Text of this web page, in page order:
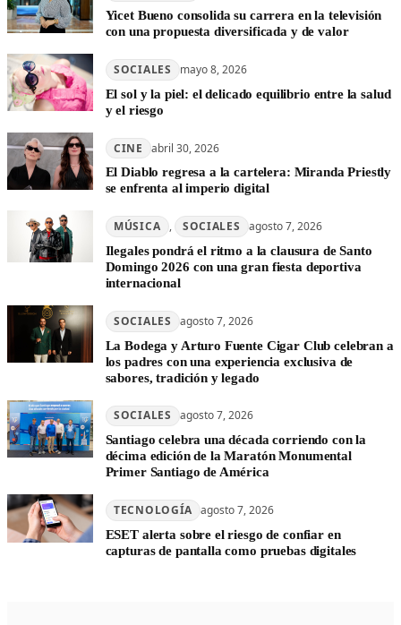
Yicet Bueno consolida su carrera en la televisión
con una propuesta diversificada y de valor
SOCIALES mayo 8, 2026
El sol y la piel: el delicado equilibrio entre la salud
y el riesgo
CINE abril 30, 2026
El Diablo regresa a la cartelera: Miranda Priestly
se enfrenta al imperio digital
MÚSICA , SOCIALES agosto 7, 2026
Ilegales pondrá el ritmo a la clausura de Santo
Domingo 2026 con una gran fiesta deportiva
internacional
SOCIALES agosto 7, 2026
La Bodega y Arturo Fuente Cigar Club celebran a
los padres con una experiencia exclusiva de
sabores, tradición y legado
SOCIALES agosto 7, 2026
Santiago celebra una década corriendo con la
décima edición de la Maratón Monumental
Primer Santiago de América
TECNOLOGÍA agosto 7, 2026
ESET alerta sobre el riesgo de confiar en
capturas de pantalla como pruebas digitales